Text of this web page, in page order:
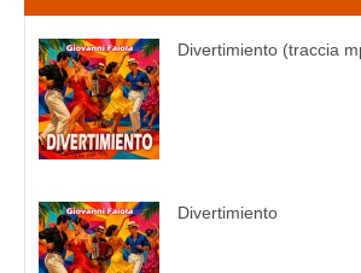
Divertimiento (traccia
Divertimiento